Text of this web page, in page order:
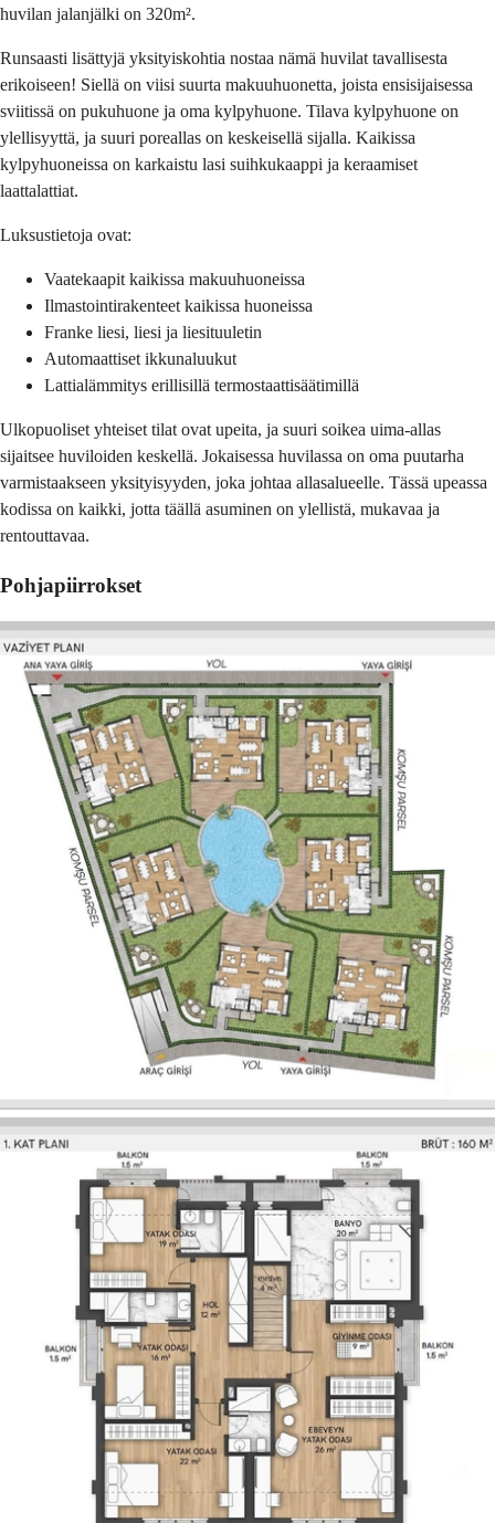
huvilan jalanjälki on 320m².
Runsaasti lisättyjä yksityiskohtia nostaa nämä huvilat tavallisesta
erikoiseen! Siellä on viisi suurta makuuhuonetta, joista ensisijaisessa
sviitissä on pukuhuone ja oma kylpyhuone. Tilava kylpyhuone on
ylellisyyttä, ja suuri poreallas on keskeisellä sijalla. Kaikissa
kylpyhuoneissa on karkaistu lasi suihkukaappi ja keraamiset
laattalattiat.
Luksustietoja ovat:
Vaatekaapit kaikissa makuuhuoneissa
Ilmastointirakenteet kaikissa huoneissa
Franke liesi, liesi ja liesituuletin
Automaattiset ikkunaluukut
Lattialämmitys erillisillä termostaattisäätimillä
Ulkopuoliset yhteiset tilat ovat upeita, ja suuri soikea uima-allas
sijaitsee huviloiden keskellä. Jokaisessa huvilassa on oma puutarha
varmistaakseen yksityisyyden, joka johtaa allasalueelle. Tässä upeassa
kodissa on kaikki, jotta täällä asuminen on ylellistä, mukavaa ja
rentouttavaa.
Pohjapiirrokset